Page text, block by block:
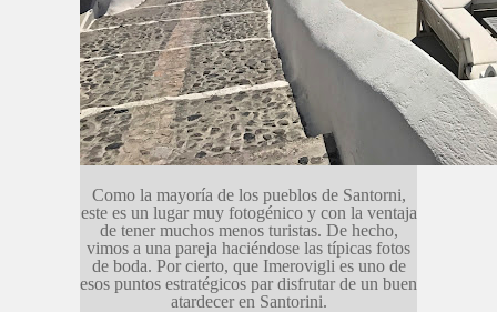
Como la mayoría de los pueblos de Santorni,
este es un lugar muy fotogénico y con la ventaja
de tener muchos menos turistas. De hecho,
vimos a una pareja haciéndose las típicas fotos
de boda. Por cierto, que Imerovigli es uno de
esos puntos estratégicos par disfrutar de un buen
atardecer en Santorini.